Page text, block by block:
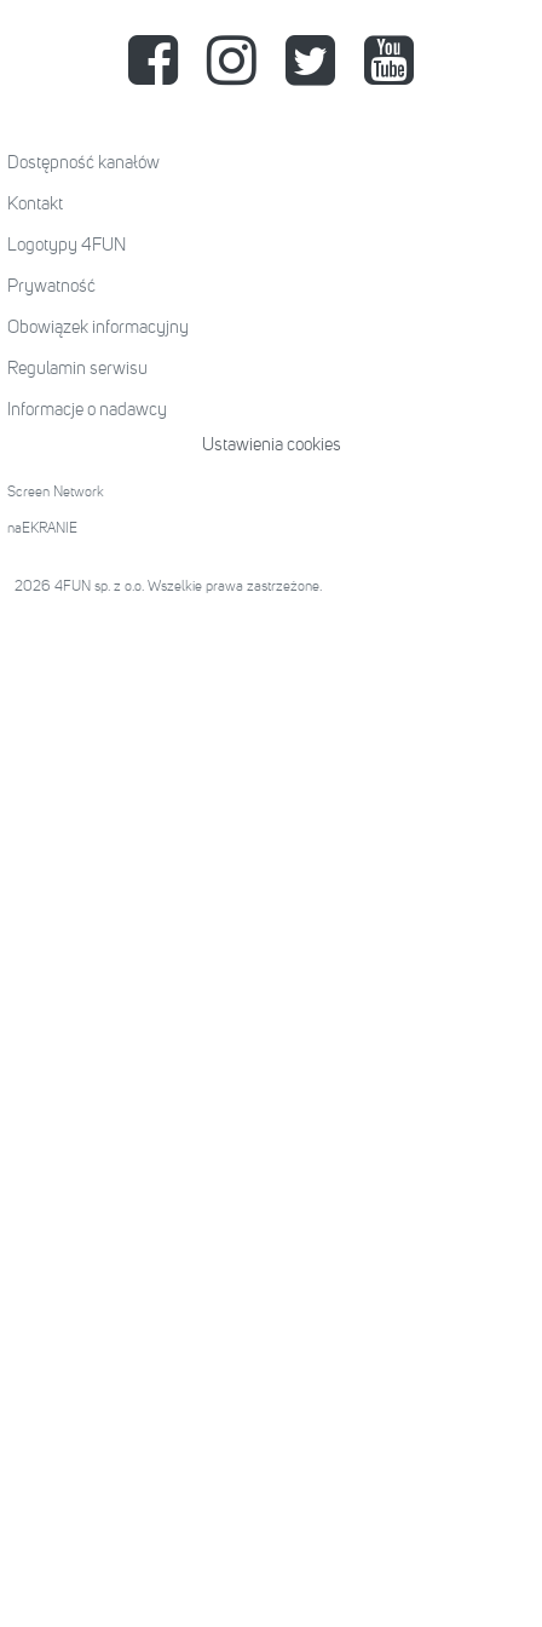
Dostępność kanałów
Kontakt
Logotypy 4FUN
Prywatność
Obowiązek informacyjny
Regulamin serwisu
Informacje o nadawcy
Ustawienia cookies
Screen Network
naEKRANIE
2026 4FUN sp. z o.o. Wszelkie prawa zastrzeżone.